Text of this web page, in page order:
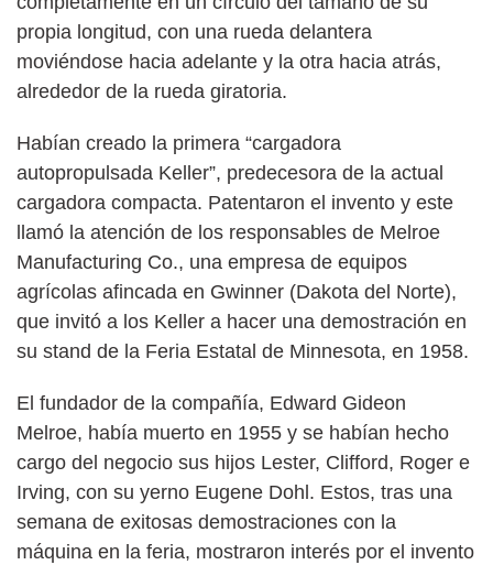
propia longitud, con una rueda delantera
moviéndose hacia adelante y la otra hacia atrás,
alrededor de la rueda giratoria.
Habían creado la primera “cargadora
autopropulsada Keller”, predecesora de la actual
cargadora compacta. Patentaron el invento y este
llamó la atención de los responsables de Melroe
Manufacturing Co., una empresa de equipos
agrícolas afincada en Gwinner (Dakota del Norte),
que invitó a los Keller a hacer una demostración en
su stand de la Feria Estatal de Minnesota, en 1958.
El fundador de la compañía, Edward Gideon
Melroe, había muerto en 1955 y se habían hecho
cargo del negocio sus hijos Lester, Clifford, Roger e
Irving, con su yerno Eugene Dohl. Estos, tras una
semana de exitosas demostraciones con la
máquina en la feria, mostraron interés por el invento